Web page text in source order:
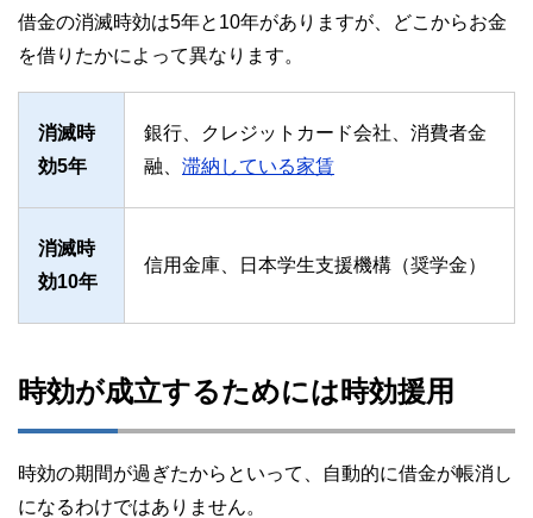
借金の消滅時効は5年と10年がありますが、どこからお金
を借りたかによって異なります。
消滅時
効5年
銀行、クレジットカード会社、消費者金
融、 滞納している家賃
消滅時
効10年
信用金庫、日本学生支援機構（奨学金）
時効が成立するためには時効援用
時効の期間が過ぎたからといって、自動的に借金が帳消し
になるわけではありません。